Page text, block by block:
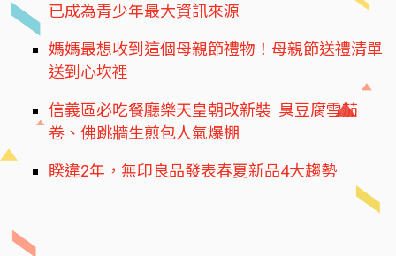
已成為青少年最大資訊來源
媽媽最想收到這個母親節禮物！母親節送禮清單
送到心坎裡
信義區必吃餐廳樂天皇朝改新裝 臭豆腐雪茄
卷、佛跳牆生煎包人氣爆棚
睽違2年，無印良品發表春夏新品4大趨勢